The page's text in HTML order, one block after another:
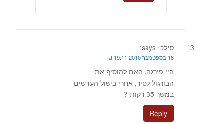
סילבי says:
18 בספטמבר 2010 at 19:11
היי פירגה, האם להוסיף את
הבורגול לסיר, אחרי בישול העדשים
במשך 35 דקות ?
Reply